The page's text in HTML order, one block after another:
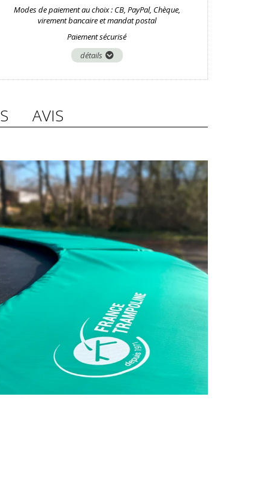
Modes de paiement au choix : CB, PayPal, Chèque,
virement bancaire et mandat postal
Paiement sécurisé
détails
AVIS